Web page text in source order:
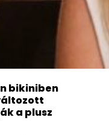
bikiniben
a plusz